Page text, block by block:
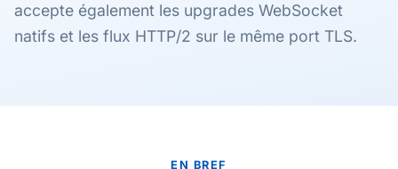
accepte également les upgrades WebSocket
natifs et les flux HTTP/2 sur le même port TLS.
EN BREF